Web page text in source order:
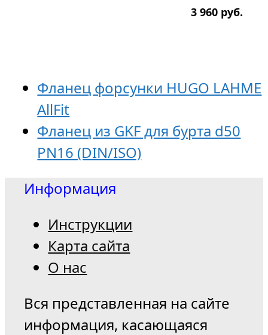
3 960 руб.
Фланец форсунки HUGO LAHME
AllFit
Фланец из GKF для бурта d50
PN16 (DIN/ISO)
Информация
Инструкции
Карта сайта
О нас
Вся представленная на сайте
информация, касающаяся